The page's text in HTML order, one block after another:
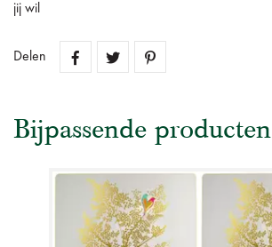
jij wil
Delen
Bijpassende producten